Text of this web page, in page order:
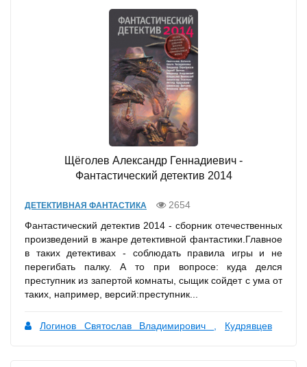
Щёголев Александр Геннадиевич -
Фантастический детектив 2014
ДЕТЕКТИВНАЯ ФАНТАСТИКА
2654
Фантастический детектив 2014 - сборник отечественных
произведений в жанре детективной фантастики.Главное
в таких детективах - соблюдать правила игры и не
перегибать палку. А то при вопросе: куда делся
преступник из запертой комнаты, сыщик сойдет с ума от
таких, например, версий:преступник...
Логинов Святослав Владимирович
Кудрявцев